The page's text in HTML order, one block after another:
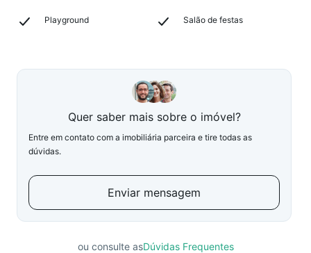
Playground Salão de festas
Quer saber mais sobre o imóvel?
Entre em contato com a imobiliária parceira e tire todas as
dúvidas.
Enviar mensagem
ou consulte asDúvidas Frequentes